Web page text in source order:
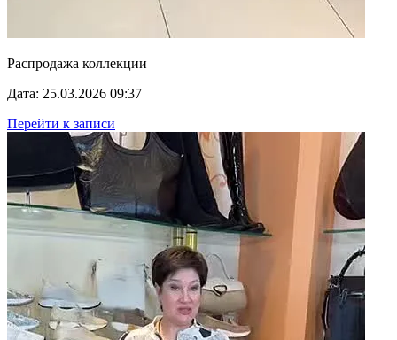
Распродажа коллекции
Дата: 25.03.2026 09:37
Перейти к записи